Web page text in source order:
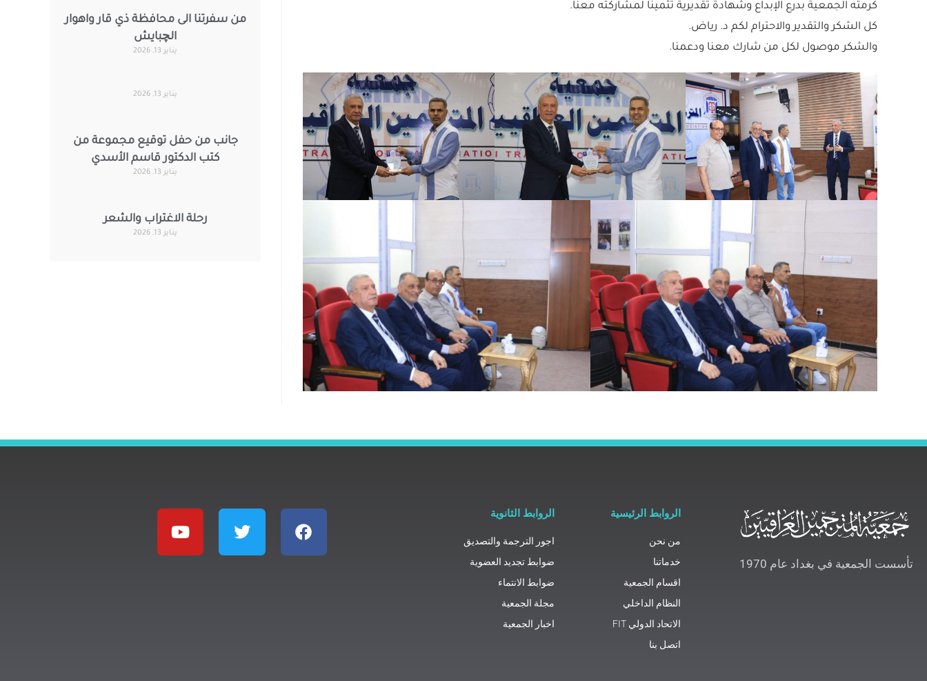
كرمته الجمعية بدرع الإبداع وشهادة تقديرية تثمينا لمشاركته معنا.
كل الشكر والتقدير والاحترام لكم د. رياض.
والشكر موصول لكل من شارك معنا ودعمنا.
من سفرتنا الى محافظة ذي قار واهوار
الچبايش
يناير 13, 2026
يناير 13, 2026
جانب من حفل توقيع مجموعة من
كتب الدكتور قاسم الأسدي
يناير 13, 2026
رحلة الاغتراب والشعر
يناير 13, 2026
تأسست الجمعية في بغداد عام 1970
الروابط الرئيسية
من نحن
خدماتنا
اقسام الجمعية
النظام الداخلي
الاتحاد الدولي FIT
اتصل بنا
الروابط الثانوية
اجور الترجمة والتصديق
ضوابط تجديد العضوية
ضوابط الانتماء
مجلة الجمعية
اخبار الجمعية